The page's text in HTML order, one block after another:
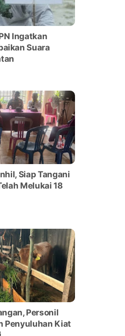
Ingatkan
Suara
Siap Tangani
Melukai 18
Personil
Penyuluhan Kiat